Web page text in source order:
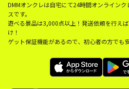
DMMオンクレは自宅にて24時間オンライン
スです。
遊べる景品は3,000点以上！発送依頼を行え
け！
ゲット保証機能があるので、初心者の方でも